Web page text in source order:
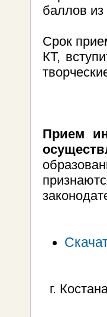
баллов
Срок
КТ,
Прием
г.